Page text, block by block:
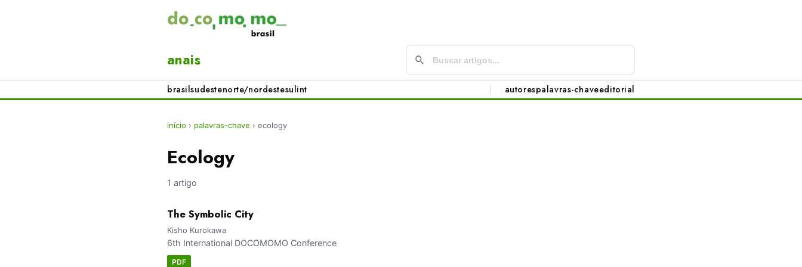
anais
brasilsudestenorte/nordestesulint autorespalavras-chaveeditorial
início › palavras-chave › ecology
Ecology
1 artigo
The Symbolic City
Kisho Kurokawa
6th International DOCOMOMO Conference
PDF